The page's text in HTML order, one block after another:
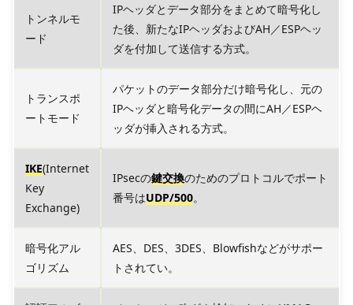
トンネルモ
ード
IPヘッダとデータ部分をまとめて暗号化し
た後、新たなIPヘッダおよびAH／ESPヘッ
ダを付加して送信する方式。
トランスポ
ートモード
パケットのデータ部分だけ暗号化し、元の
IPヘッダと暗号化データの間にAH／ESPヘ
ッダが挿入される方式。
IKE(Internet
Key
Exchange)
IPsecの鍵交換のためのプロトコルでポート
番号はUDP/500。
暗号化アル
ゴリズム
AES、DES、3DES、Blowfishなどがサポー
トされてい。